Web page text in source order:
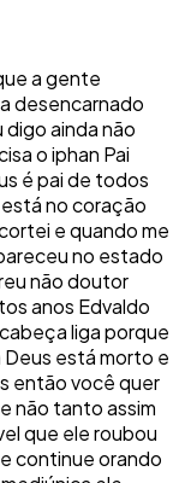
a gente
desencarnado
digo ainda não
o iphan Pai
é pai de todos
no coração
e quando me
no estado
não doutor
anos Edvaldo
liga porque
Deus está morto e
então você quer
não tanto assim
que ele roubou
continue orando